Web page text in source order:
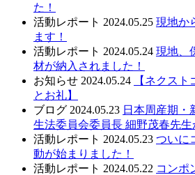
た！
活動レポート 2024.05.25 現地か
ます！
活動レポート 2024.05.24 現地、
材が納入されました！
お知らせ 2024.05.24
【ネクス
とお礼】
ブログ 2024.05.23 日本周産期・
生法委員会委員長 細野茂春先
活動レポート 2024.05.23 ついに
動が始まりました！
活動レポート 2024.05.22 コンポ